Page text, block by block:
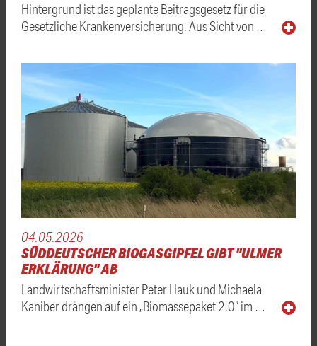
Hintergrund ist das geplante Beitragsgesetz für die
Gesetzliche Krankenversicherung. Aus Sicht von …
04.05.2026
SÜDDEUTSCHER BIOGASGIPFEL GIBT "ULMER
ERKLÄRUNG" AB
Landwirtschaftsminister Peter Hauk und Michaela
Kaniber drängen auf ein „Biomassepaket 2.0“ im …